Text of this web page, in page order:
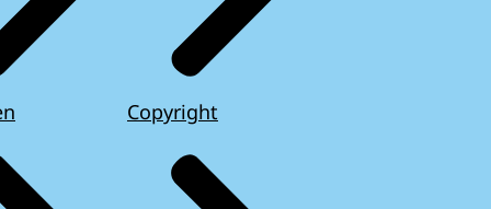
Copyright